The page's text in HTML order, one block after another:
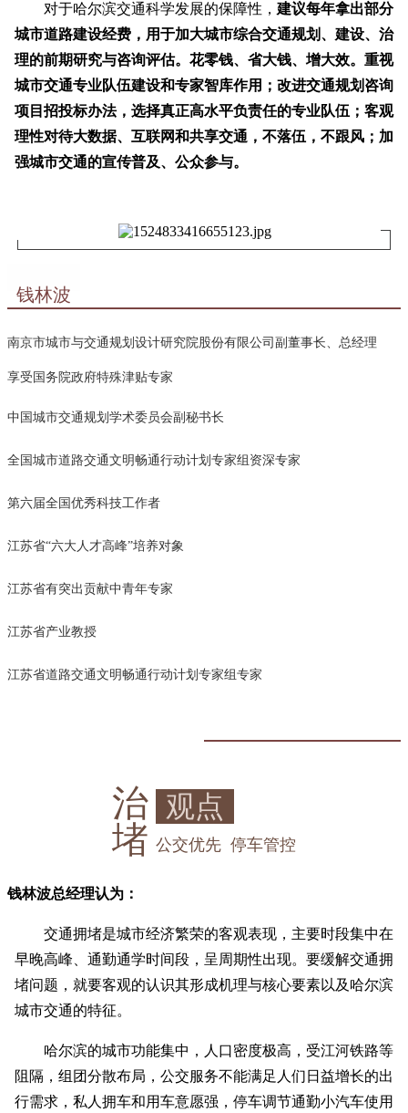
对于哈尔滨交通科学发展的保障性， 建议每年拿出部分
城市道路建设经费，用于加大城市综合交通规划、建设、治
理的前期研究与咨询评估。花零钱、省大钱、增大效。重视
城市交通专业队伍建设和专家智库作用；改进交通规划咨询
项目招投标办法，选择真正高水平负责任的专业队伍；客观
理性对待大数据、互联网和共享交通，不落伍，不跟风；加
强城市交通的宣传普及、公众参与。
钱林波
南京市城市与交通规划设计研究院股份有限公司副董事长、总经理
享受国务院政府特殊津贴专家
中国城市交通规划学术委员会副秘书长
全国城市道路交通文明畅通行动计划专家组资深专家
第六届全国优秀科技工作者
江苏省“六大人才高峰”培养对象
江苏省有突出贡献中青年专家
江苏省产业教授
江苏省道路交通文明畅通行动计划专家组专家
治
堵
观点
公交优先 停车管控
钱林波总经理认为：
交通拥堵是城市经济繁荣的客观表现，主要时段集中在
早晚高峰、通勤通学时间段，呈周期性出现。要缓解交通拥
堵问题，就要客观的认识其形成机理与核心要素以及哈尔滨
城市交通的特征。
哈尔滨的城市功能集中，人口密度极高，受江河铁路等
阻隔，组团分散布局，公交服务不能满足人们日益增长的出
行需求，私人拥车和用车意愿强，停车调节通勤小汽车使用